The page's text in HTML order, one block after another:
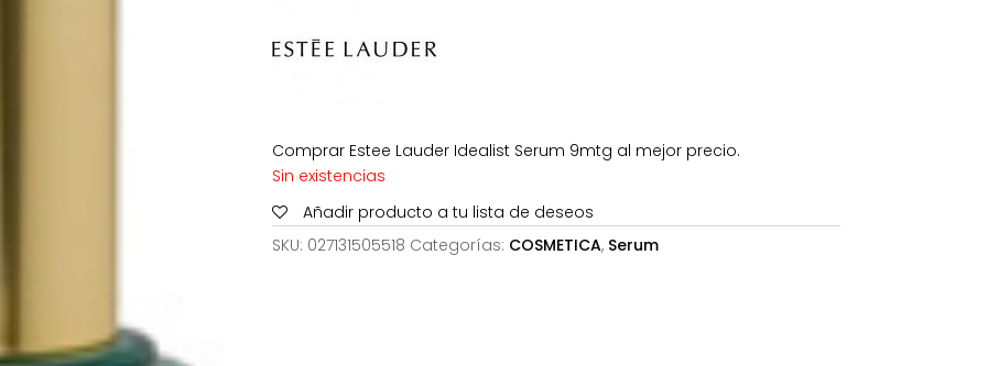
Comprar Estee Lauder Idealist Serum 9mtg al mejor precio.
Sin existencias
Añadir producto a tu lista de deseos
SKU: 027131505518 Categorías: COSMETICA, Serum